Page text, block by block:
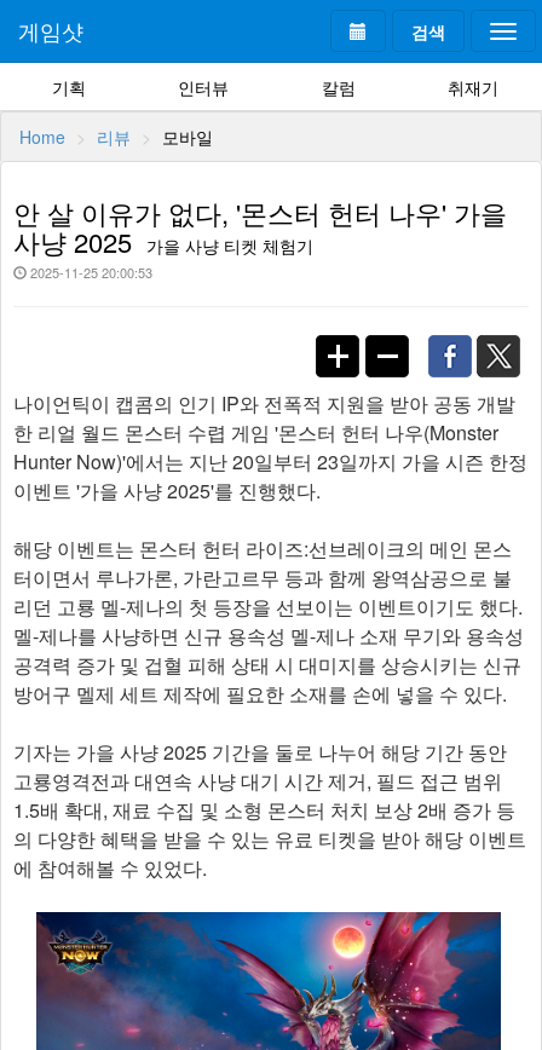
검색
게임샷
기획 인터뷰 칼럼 취재기
Home 리뷰 모바일
안 살 이유가 없다, '몬스터 헌터 나우' 가을
사냥 2025 가을 사냥 티켓 체험기
2025-11-25 20:00:53
나이언틱이 캡콤의 인기 IP와 전폭적 지원을 받아 공동 개발
한 리얼 월드 몬스터 수렵 게임 '몬스터 헌터 나우(Monster
Hunter Now)'에서는 지난 20일부터 23일까지 가을 시즌 한정
이벤트 '가을 사냥 2025'를 진행했다.
해당 이벤트는 몬스터 헌터 라이즈:선브레이크의 메인 몬스
터이면서 루나가론, 가란고르무 등과 함께 왕역삼공으로 불
리던 고룡 멜-제나의 첫 등장을 선보이는 이벤트이기도 했다.
멜-제나를 사냥하면 신규 용속성 멜-제나 소재 무기와 용속성
공격력 증가 및 겁혈 피해 상태 시 대미지를 상승시키는 신규
방어구 멜제 세트 제작에 필요한 소재를 손에 넣을 수 있다.
기자는 가을 사냥 2025 기간을 둘로 나누어 해당 기간 동안
고룡영격전과 대연속 사냥 대기 시간 제거, 필드 접근 범위
1.5배 확대, 재료 수집 및 소형 몬스터 처치 보상 2배 증가 등
의 다양한 혜택을 받을 수 있는 유료 티켓을 받아 해당 이벤트
에 참여해볼 수 있었다.